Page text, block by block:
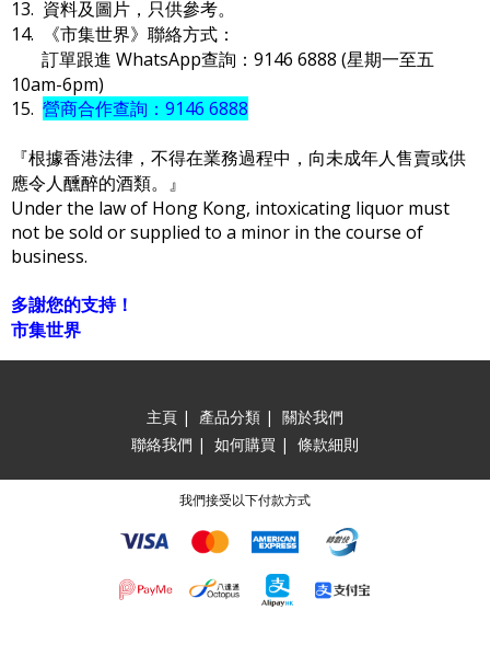
13. 資料及圖片，只供參考。
14. 《市集世界》聯絡方式：
訂單跟進 WhatsApp查詢：9146 6888 (星期一至五
10am-6pm)
15. 營商合作查詢：9146 6888
『根據香港法律，不得在業務過程中，向未成年人售賣或供
應令人醺醉的酒類。』
Under the law of Hong Kong, intoxicating liquor must
not be sold or supplied to a minor in the course of
business.
多謝您的支持！
市集世界
主頁 | 產品分類 | 關於我們
聯絡我們 | 如何購買 | 條款細則
我們接受以下付款方式